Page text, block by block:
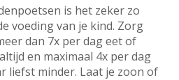
is het zeker zo
voeding van je kind. Zorg
dan 7x per dag eet of
en maximaal 4x per dag
liefst minder. Laat je zoon of